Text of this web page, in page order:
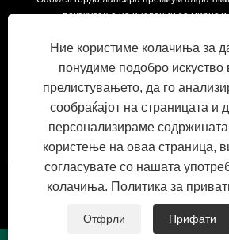
покачување на иновации за мирис и
Како водечки глобален снабдувач на
поддржува основната филозофија на
квалитетот“, постојано испорачувајќи
мирис на клиентите ширум
Врски Sitemap RSS XML
Copyright © 2020 Cunshan
Ние користиме колачиња за
понудиме подобро искуство
прелистувањето, да го
сообраќајот на страницата и
персонализираме
користење на оваа страница,
согласувате со нашата
колачиња. Политика за
Отфрли Прифати